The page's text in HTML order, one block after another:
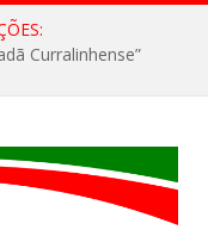
Curralinhense”